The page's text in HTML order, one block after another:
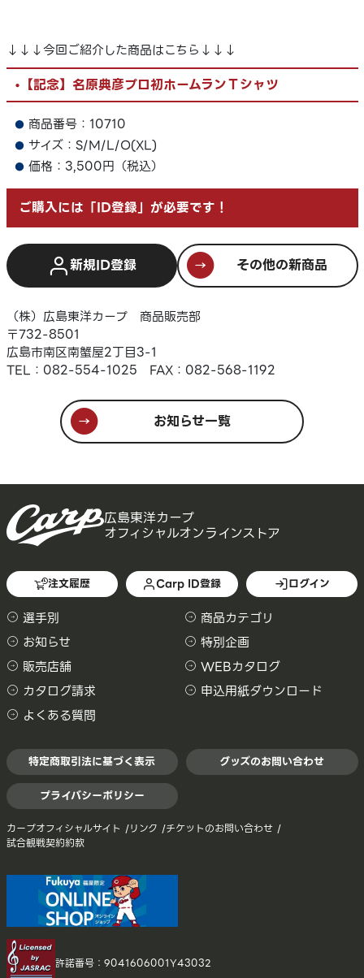
↓↓↓今回ご紹介した商品はこちら↓↓↓
•【記念】名原典彦プロ初ホームランＴシャツ
商品番号：10710
サイズ：S/M/L/O(XL)
価格：3,500円（税込）
ご購入には「ID登録」が必要です！
新規ID登録 その他の新商品
（株）広島東洋カープ 商品販売部
〒732-8501
広島市南区南蟹屋2丁目3-1
TEL：082-554-1025 FAX：082-568-1192
お知らせ一覧
広島東洋カープ
オフィシャルオンラインストア
注文履歴 Carp ID登録 ログイン
選手別
商品カテゴリ
お知らせ
特別企画
販売店舗
WEBカタログ
カタログ請求
申込用紙ダウンロード
よくある質問
特定商取引法に基づく表示
グッズのお問い合わせ
プライバシーポリシー
カープオフィシャルサイト リンク チケットのお問い合わせ
試合観戦契約約款
許諾番号：9041606001Y43032